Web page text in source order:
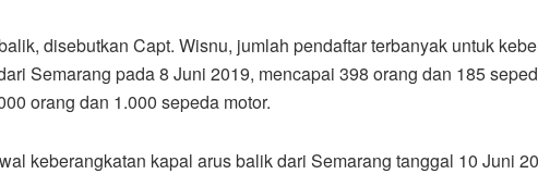
disebutkan Capt. Wisnu, jumlah pendaftar terbanyak untuk
Semarang pada 8 Juni 2019, mencapai 398 orang dan 185
orang dan 1.000 sepeda motor.
keberangkatan kapal arus balik dari Semarang tanggal 10 Juni